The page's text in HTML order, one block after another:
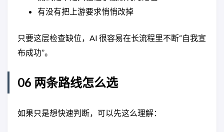
有没有把上游要求悄悄改掉
只要这层检查缺位，AI 很容易在长流程里不断“自我宣
布成功”。
06 两条路线怎么选
如果只是想快速判断，可以先这么理解：